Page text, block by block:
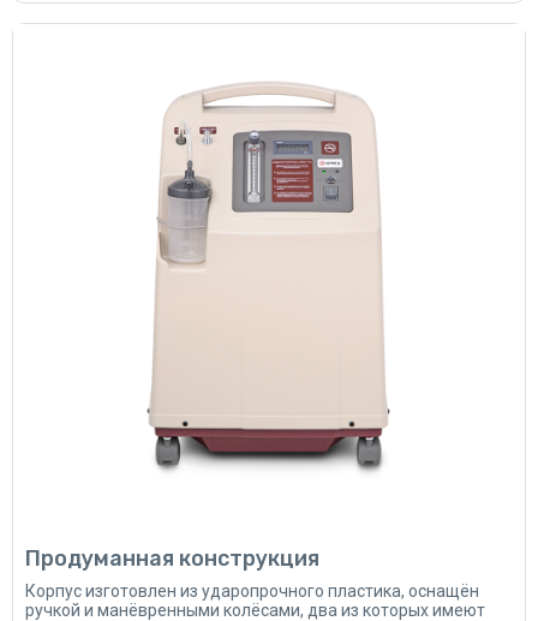
Продуманная конструкция
Корпус изготовлен из ударопрочного пластика, оснащён
ручкой и манёвренными колёсами, два из которых имеют